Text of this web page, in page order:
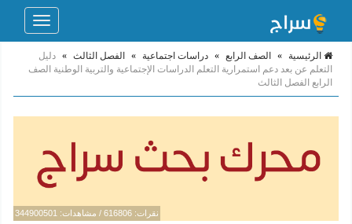
Toggle
الرئيسية » الصف الرابع » دراسات اجتماعية » الفصل الثالث » دليل
التعلم عن بعد دعم استمرارية التعلم الدراسات الإجتماعية والتربية الوطنية الصف
الرابع الفصل الثالث
نقرات: 616806 / مشاهدات: 344900501